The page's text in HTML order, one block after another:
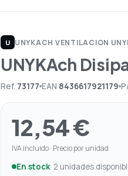
U UNYKACH|VENTILACION
UNYKAch
Ref. 73177 EAN 8436617921179
12,54 €
IVA incluido · Precio por unidad
En stock· 2 unidades